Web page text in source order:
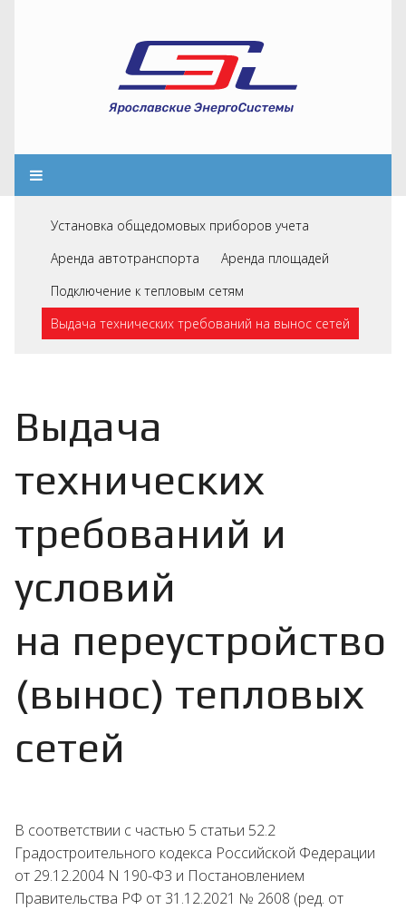
Установка общедомовых приборов учета
Аренда автотранспорта
Аренда площадей
Подключение к тепловым сетям
Выдача технических требований на вынос сетей
Выдача
технических
требований и
условий
на переустройство
(вынос) тепловых
сетей
В соответствии с частью 5 статьи 52.2
Градостроительного кодекса Российской Федерации
от 29.12.2004 N 190-ФЗ и Постановлением
Правительства РФ от 31.12.2021 № 2608 (ред. от